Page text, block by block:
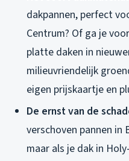
dakpannen, perfect
Centrum? Of ga je
platte daken in
milieuvriendelijk
eigen prijskaartje en
De ernst van de
verschoven pannen in
maar als je dak in